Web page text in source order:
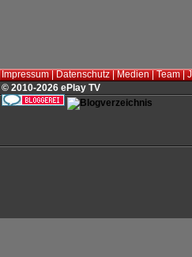
Impressum|Datenschutz|Medien|Team|
© 2010-2026 ePlay TV